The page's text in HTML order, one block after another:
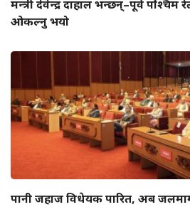
मन्त्री देवेन्द्र दाहाल भन्छन्–पूर्व
ओकल्नु भयो
पानी जहाज विधेयक पारित, अब